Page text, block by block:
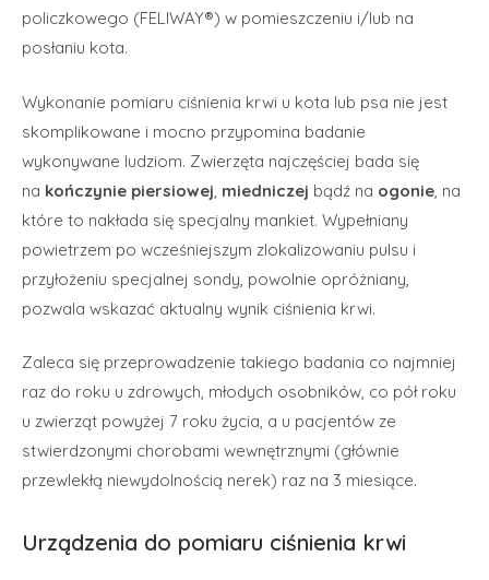
policzkowego (FELIWAY®) w pomieszczeniu i/lub na
posłaniu kota.
Wykonanie pomiaru ciśnienia krwi u kota lub psa nie jest
skomplikowane i mocno przypomina badanie
wykonywane ludziom. Zwierzęta najczęściej bada się
na kończynie piersiowej miedniczej bądź na ogonie , na
które to nakłada się specjalny mankiet. Wypełniany
powietrzem po wcześniejszym zlokalizowaniu pulsu i
przyłożeniu specjalnej sondy, powolnie opróżniany,
pozwala wskazać aktualny wynik ciśnienia krwi.
Zaleca się przeprowadzenie takiego badania co najmniej
raz do roku u zdrowych, młodych osobników, co pół roku
u zwierząt powyżej 7 roku życia, a u pacjentów ze
stwierdzonymi chorobami wewnętrznymi (głównie
przewlekłą niewydolnością nerek) raz na 3 miesiące.
Urządzenia do pomiaru ciśnienia krwi